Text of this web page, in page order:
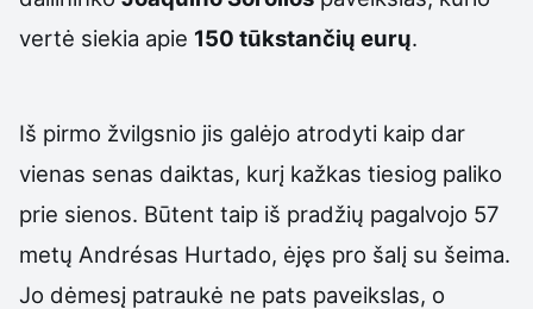
vertė siekia apie 150 tūkstančių eurų.
Iš pirmo žvilgsnio jis galėjo atrodyti kaip dar
vienas senas daiktas, kurį kažkas tiesiog paliko
prie sienos. Būtent taip iš pradžių pagalvojo 57
metų Andrésas Hurtado, ėjęs pro šalį su šeima.
Jo dėmesį patraukė ne pats paveikslas, o